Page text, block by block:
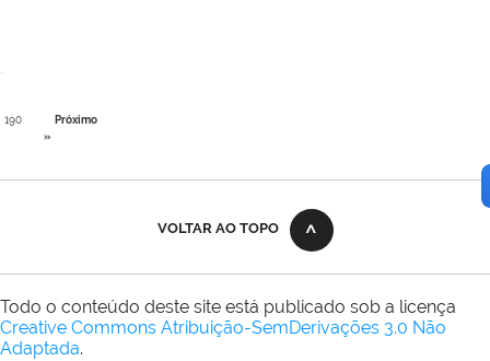
190
Próximo
»
VOLTAR AO TOPO
Todo o conteúdo deste site está publicado sob a licença
Creative Commons Atribuição-SemDerivações 3.0 Não
Adaptada.